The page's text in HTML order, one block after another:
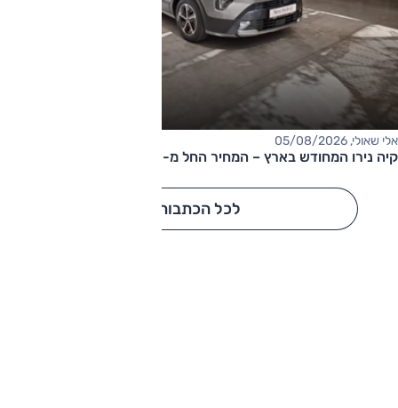
אלי שאולי, 05/08/2026
קיה נירו המחודש בארץ – המחיר החל מ-177,000 שקלים
לכל הכתבות